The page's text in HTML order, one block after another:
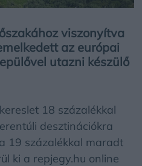
viszonyítva
az európai
utazni készülő
18 százalékkal
desztinációkra
19 százalékkal maradt
ki a repjegy.hu online